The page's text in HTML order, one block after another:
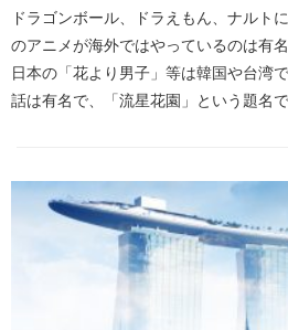
ドラゴンボール、ドラえもん、ナルト
のアニメが海外ではやっているのは有
日本の「花より男子」等は韓国や台湾
話は有名で、「流星花園」という題名